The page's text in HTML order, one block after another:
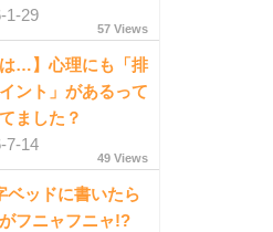
1-29
57 Views
は…】心理にも「排
ント」があるって
ました？
7-14
49 Views
ベッドに書いたら
フニャフニャ!?